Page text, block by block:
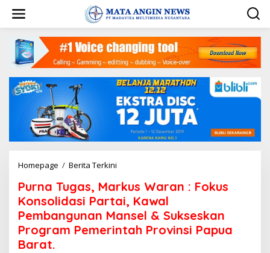
i
Homepage / Berita Terkini
r
n
a
T
u
Purna Tugas, Markus Waran : Fokus
Konsolidasi Partai, Kawal
Pembangunan Mansel & Sukseskan
Program Pemerintah Provinsi Papua
Barat.